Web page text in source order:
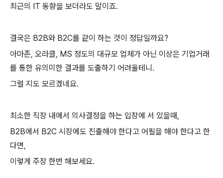
최근의 IT 동향을 보더라도 말이죠.
결국은 B2B와 B2C를 같이 하는 것이 정답일까요?
아마존, 오라클, MS 정도의 대규모 업체가 아닌 이상은 기업거래
를 통한 유의미한 결과를 도출하기 어려울테니.
그럴 지도 모르겠네요.
최소한 직장 내에서 의사결정을 하는 입장에 서 있을때,
B2B에서 B2C 시장에도 진출해야 한다고 어필을 해야 한다고 한
다면,
이렇게 주장 한번 해보세요.